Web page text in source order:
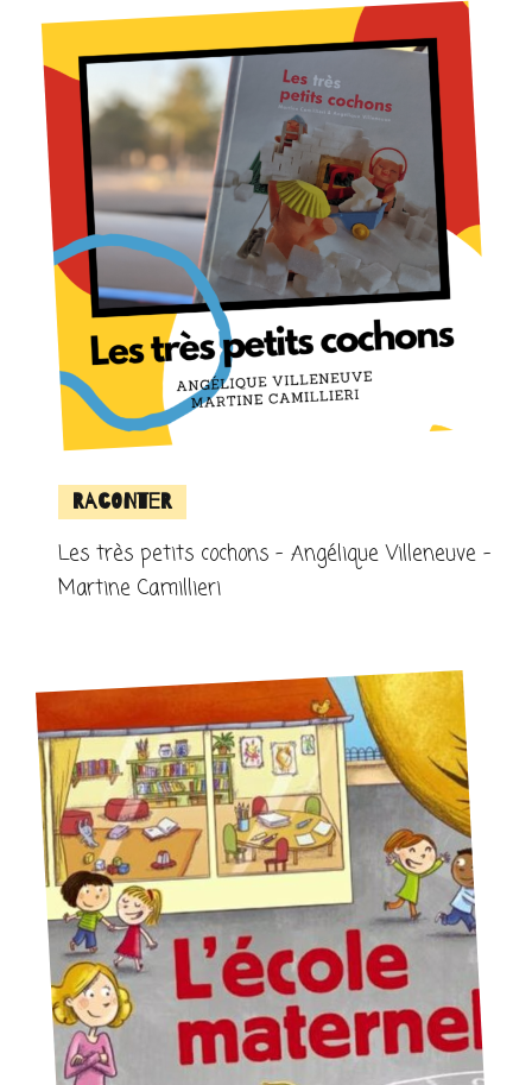
Raconter
Les très petits cochons – Angélique Villeneuve –
Martine Camillieri